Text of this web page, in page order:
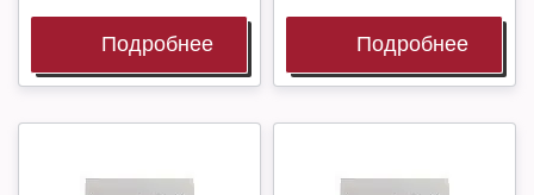
Подробнее Подробнее